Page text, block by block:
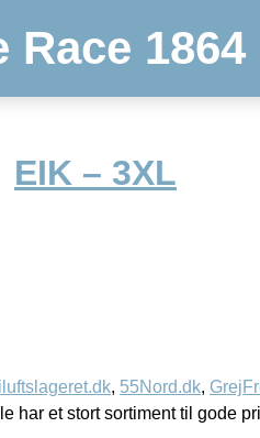
1864
EIK – 3XL
, 55Nord.dk,
har et stort sortiment til gode